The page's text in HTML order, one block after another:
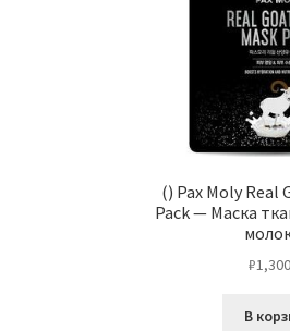
() Pax Moly Real
Pack — Маска
₽
В